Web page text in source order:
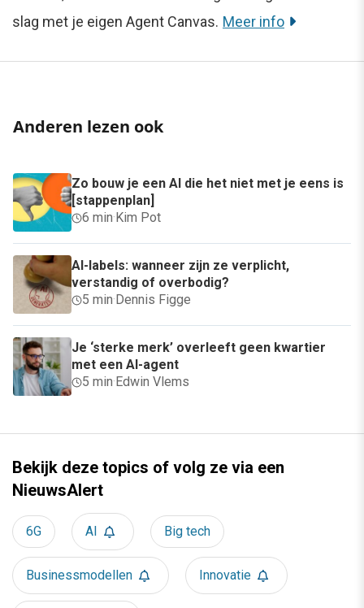
slag met je eigen Agent Canvas. Meer info
Anderen lezen ook
Zo bouw je een AI die het niet met je eens is
[stappenplan]
6 min· Kim Pot
AI-labels: wanneer zijn ze verplicht,
verstandig of overbodig?
5 min· Dennis Figge
Je ‘sterke merk’ overleeft geen kwartier
met een AI-agent
5 min· Edwin Vlems
Bekijk deze topics of volg ze via een
NieuwsAlert
6G AI Big tech
Businessmodellen Innovatie